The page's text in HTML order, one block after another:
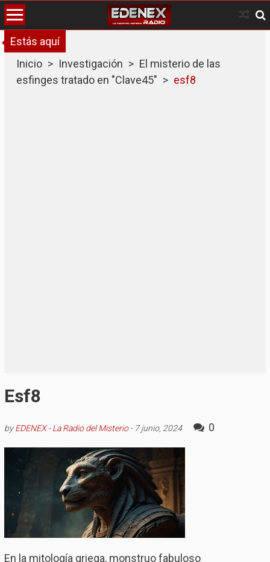
Skip
to
content
Estás aquí
Inicio > Investigación > El misterio de las
esfinges tratado en "Clave45" > esf8
Esf8
byEDENEX - La Radio del Misterio- 7 junio, 2024 0
En la mitología griega, monstruo fabuloso